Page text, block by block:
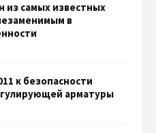
из самых известных
в
к безопасности
арматуры